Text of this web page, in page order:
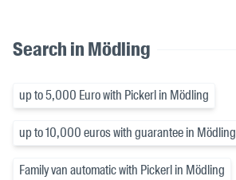
Search in Mödling
up to 5,000 Euro with Pickerl in Mödling
up to 10,000 euros with guarantee in Mödling
Family van automatic with Pickerl in Mödling